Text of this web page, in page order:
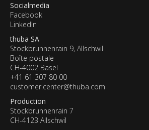
Socialmedia
Facebook
LinkedIn
thuba SA
Stockbrunnenrain 9, Allschwil
Boîte postale
CH-4002 Basel
+41 61 307 80 00
customer.center@thuba.com
Production
Stockbrunnenrain 7
CH-4123 Allschwil